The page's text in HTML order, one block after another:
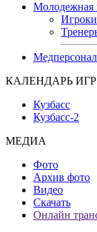
Молодежная
Игроки
Медперсонал
КАЛЕНДАРЬ ИГР
Кузбасс
Кузбасс-2
МЕДИА
Фото
Архив фото
Видео
Скачать
Онлайн